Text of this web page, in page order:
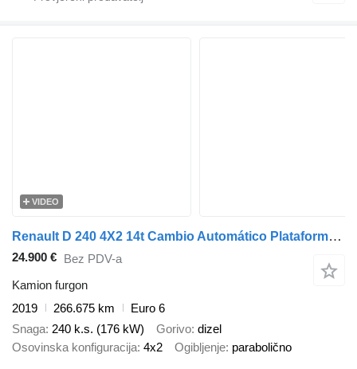
VIDEO
Renault D 240 4X2 14t Cambio Automático Plataforma Elevadora Euro 6
24.900 € Bez PDV-a
Kamion furgon
2019
266.675 km
Euro 6
Snaga 240 k.s. (176 kW) Gorivo dizel
Osovinska konfiguracija 4x2 Ogibljenje parabolično